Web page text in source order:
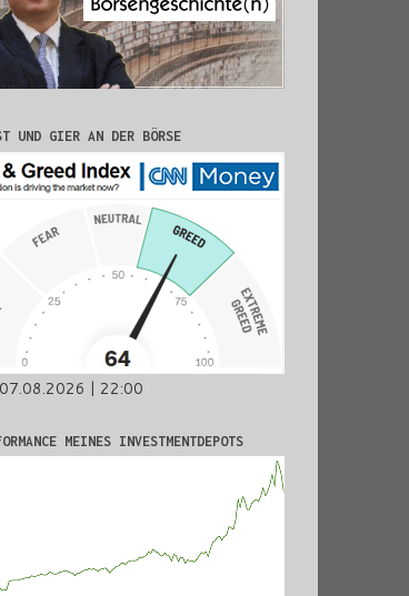
UND GIER AN DER BÖRSE
07.08.2026 | 22:00
MEINES INVESTMENTDEPOTS